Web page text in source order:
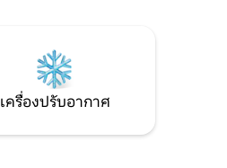
เครื่องปรับอากาศ